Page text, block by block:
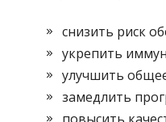
снизить риск
укрепить
улучшить
замедлить
повысить